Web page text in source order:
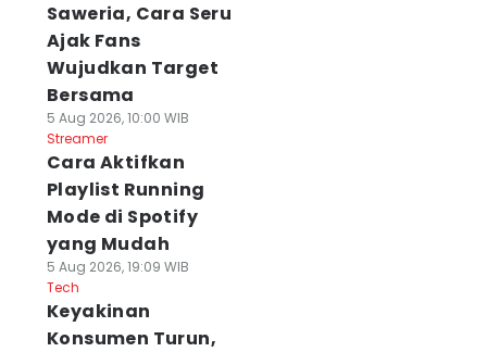
Saweria, Cara Seru
Ajak Fans
Wujudkan Target
Bersama
5 Aug 2026, 10:00 WIB
Streamer
Cara Aktifkan
Playlist Running
Mode di Spotify
yang Mudah
5 Aug 2026, 19:09 WIB
Tech
Keyakinan
Konsumen Turun,